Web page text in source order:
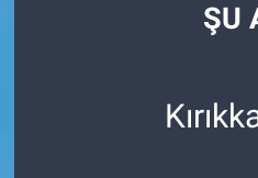
ŞU
Video Galeri